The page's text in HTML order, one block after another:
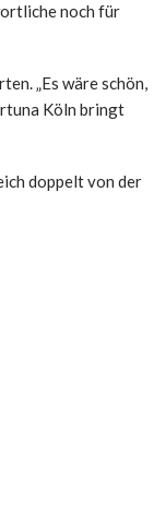
noch für
„Es wäre schön,
Köln bringt
doppelt von der